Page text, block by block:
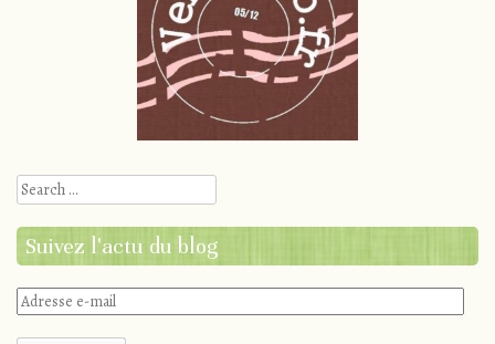
Search
Suivez l'actu du blog
Adresse